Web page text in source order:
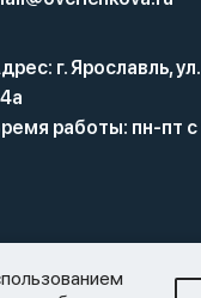
г. Ярославль,
работы: пн-пт
алкогольной и
Все материалы,